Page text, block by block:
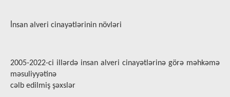
İnsan alveri cinayətlərinin növləri
2005-2022-ci illərdə insan alveri cinayətlərinə görə məhkəmə
məsuliyyətinə
cəlb edilmiş şəxslər